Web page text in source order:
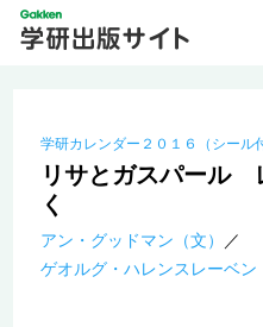
学研カレンダー２０１６（シール
リサとガスパール
く
アン・グッドマン（文）
ゲオルグ・ハレンスレーベン